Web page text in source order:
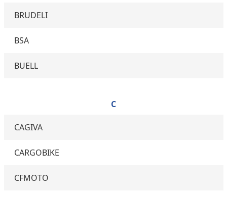
BRUDELI
BSA
BUELL
C
CAGIVA
CARGOBIKE
CFMOTO